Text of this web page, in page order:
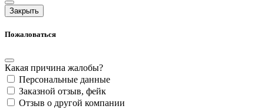
Закрыть
Пожаловаться
Какая причина жалобы?
Персональные данные
Заказной отзыв, фейк
Отзыв о другой компании